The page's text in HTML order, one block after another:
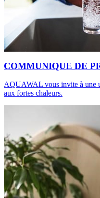
COMMUNIQUE DE
AQUAWAL vous invite à une
aux fortes chaleurs.